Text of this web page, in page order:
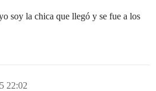
soy la chica que llegó y se fue a los
22:02